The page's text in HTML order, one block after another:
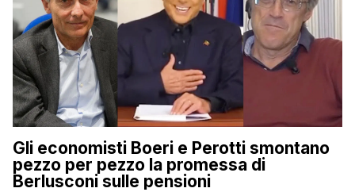
Gli economisti Boeri e Perotti smontano
pezzo per pezzo la promessa di
Berlusconi sulle pensioni